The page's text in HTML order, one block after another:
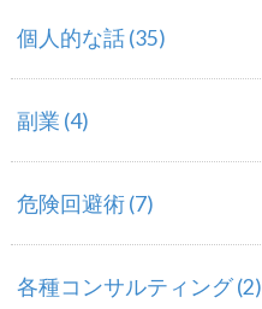
個人的な話(35)
副業 (4)
危険回避術(7)
各種コンサルティング(2)